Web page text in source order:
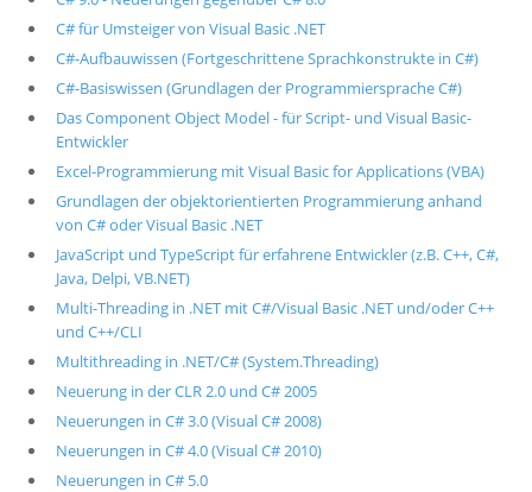
C# für Umsteiger von Visual Basic .NET
C#-Aufbauwissen (Fortgeschrittene Sprachkonstrukte in C#)
C#-Basiswissen (Grundlagen der Programmiersprache C#)
Das Component Object Model - für Script- und Visual Basic-
Entwickler
Excel-Programmierung mit Visual Basic for Applications (VBA)
Grundlagen der objektorientierten Programmierung anhand
von C# oder Visual Basic .NET
JavaScript und TypeScript für erfahrene Entwickler (z.B. C++, C#,
Java, Delpi, VB.NET)
Multi-Threading in .NET mit C#/Visual Basic .NET und/oder C++
und C++/CLI
Multithreading in .NET/C# (System.Threading)
Neuerung in der CLR 2.0 und C# 2005
Neuerungen in C# 3.0 (Visual C# 2008)
Neuerungen in C# 4.0 (Visual C# 2010)
Neuerungen in C# 5.0